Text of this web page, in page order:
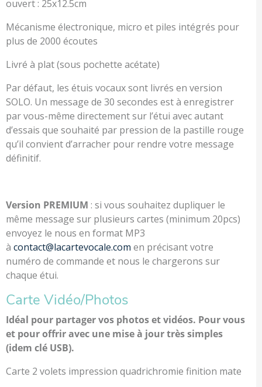
ouvert : 25x12.5cm
Mécanisme électronique, micro et piles intégrés pour
plus de 2000 écoutes
Livré à plat (sous pochette acétate)
Par défaut, les étuis vocaux sont livrés en version
SOLO. Un message de 30 secondes est à enregistrer
par vous-même directement sur l’étui avec autant
d’essais que souhaité par pression de la pastille rouge
qu’il convient d’arracher pour rendre votre message
définitif.
Version PREMIUM : si vous souhaitez dupliquer le
même message sur plusieurs cartes (minimum 20pcs)
envoyez le nous en format MP3
à contact@lacartevocale.com en précisant votre
numéro de commande et nous le chargerons sur
chaque étui.
Carte Vidéo/Photos
Idéal pour partager vos photos et vidéos. Pour vous
et pour offrir avec une mise à jour très simples
(idem clé USB).
Carte 2 volets impression quadrichromie finition mate